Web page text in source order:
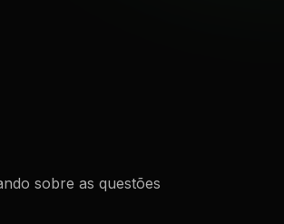
sobre as questões